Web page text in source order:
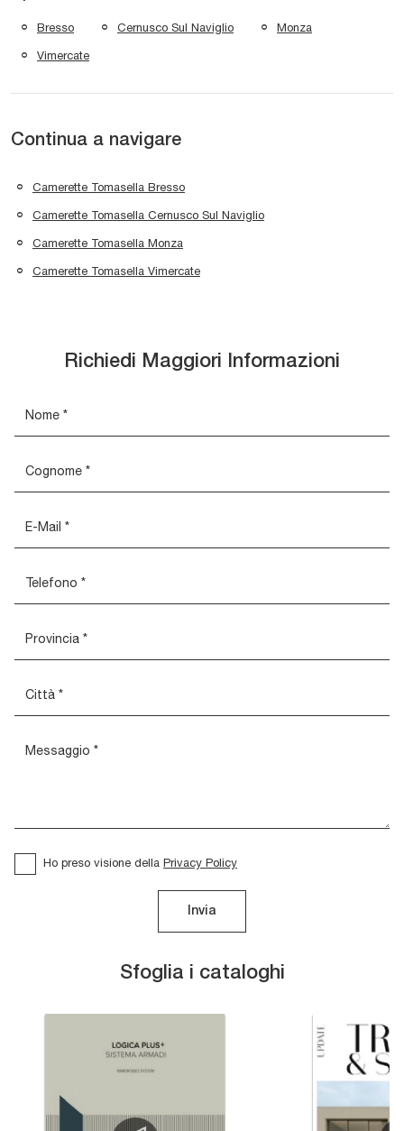
Bresso Cernusco Sul Naviglio Monza
Vimercate
Continua a navigare
Camerette Tomasella Bresso
Camerette Tomasella Cernusco Sul Naviglio
Camerette Tomasella Monza
Camerette Tomasella Vimercate
Sfoglia i cataloghi
Richiedi Maggiori Informazioni
Ho preso visione della Privacy Policy
Invia